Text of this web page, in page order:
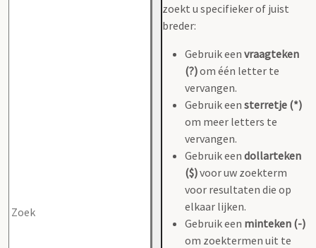
zoekt u specifieker of juist
breder:
Gebruik een vraagteken
(?)om één letter te
vervangen.
Gebruik een sterretje (*)
om meer letters te
vervangen.
Gebruik een dollarteken
($)voor uw zoekterm
voor resultaten die op
elkaar lijken.
Gebruik een minteken (-)
om zoektermen uit te